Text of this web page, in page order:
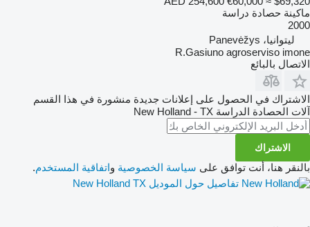
ماكينة حصادة دراسة
2000
ليتوانيا، Panevėžys
R.Gasiuno agroserviso imone
الاتصال بالبائع
الاشتراك في الحصول على إعلانات جديدة منشورة في هذا القسم
آلات الحصادة الدراسة New Holland - TX
الاشتراك
بالنقر هنا، أنت توافق على سياسة الخصوصية واتفاقية المستخدم.
تفاصيل حول الموديل New Holland TX